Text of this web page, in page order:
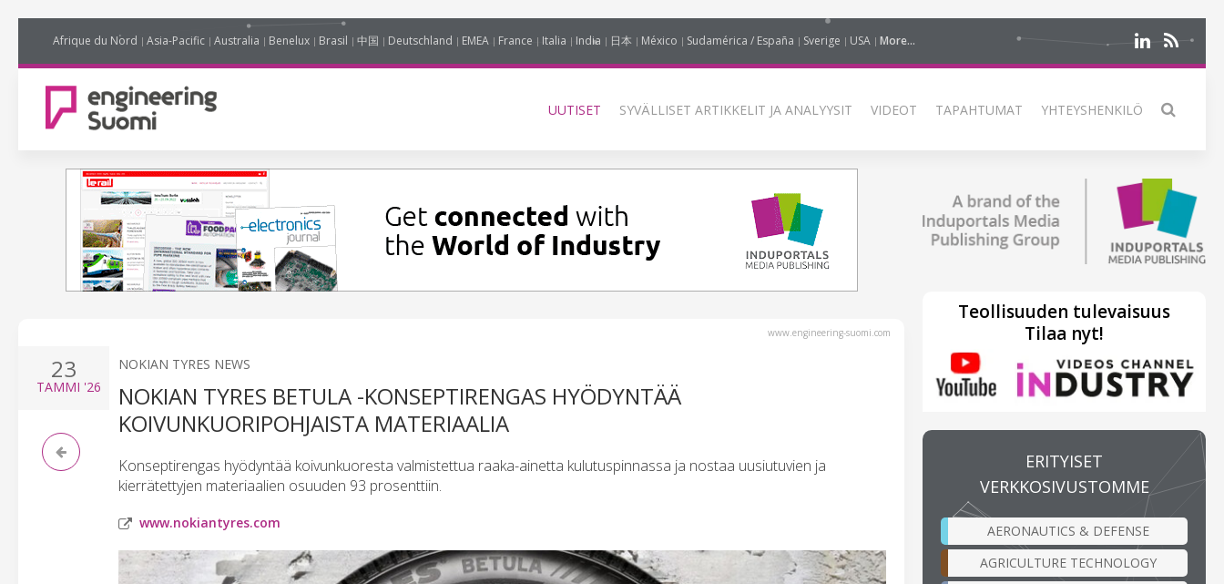
Afrique du Nord Asia-Pacific Australia Benelux Brasil 中国 Deutschland EMEA France Italia India 日本 México Sudamérica / España Sverige USA More...
UUTISET SYVÄLLISET ARTIKKELIT JA ANALYYSIT VIDEOT TAPAHTUMAT YHTEYSHENKILÖ
www.engineering-suomi.com
23
TAMMI '26
NOKIAN TYRES NEWS
NOKIAN TYRES BETULA -KONSEPTIRENGAS HYÖDYNTÄÄ
KOIVUNKUORIPOHJAISTA MATERIAALIA
Konseptirengas hyödyntää koivunkuoresta valmistettua raaka-ainetta kulutuspinnassa ja nostaa uusiutuvien ja
kierrätettyjen materiaalien osuuden 93 prosenttiin.
www.nokiantyres.com
Teollisuuden tulevaisuus
Tilaa nyt!
ERITYISET
VERKKOSIVUSTOMME
AERONAUTICS & DEFENSE
AGRICULTURE TECHNOLOGY